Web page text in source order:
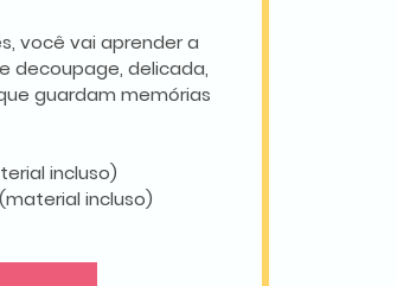
você vai aprender a
decoupage, delicada,
guardam memórias
incluso)
incluso)